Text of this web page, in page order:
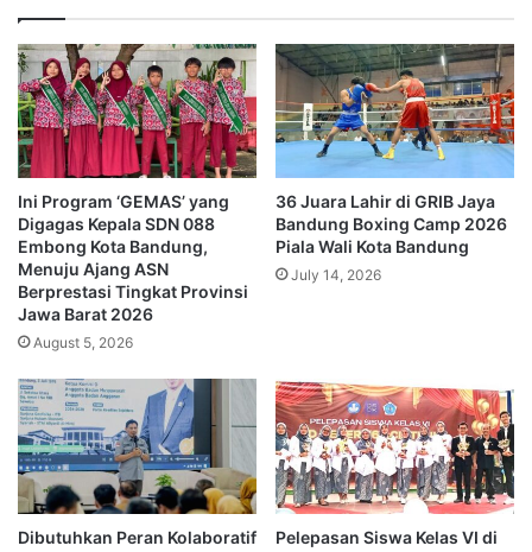
Ini Program ‘GEMAS’ yang
Digagas Kepala SDN 088
Embong Kota Bandung,
Menuju Ajang ASN
Berprestasi Tingkat Provinsi
Jawa Barat 2026
August 5, 2026
36 Juara Lahir di GRIB Jaya
Bandung Boxing Camp 2026
Piala Wali Kota Bandung
July 14, 2026
Dibutuhkan Peran Kolaboratif
Pelepasan Siswa Kelas VI di